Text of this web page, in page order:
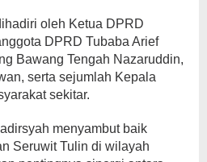
oleh Ketua DPRD
DPRD Tubaba Arief
Bawang Tengah Nazaruddin,
serta sejumlah Kepala
sekitar.
menyambut baik
Seruwit Tulin di wilayah